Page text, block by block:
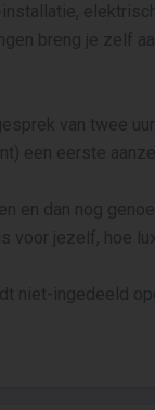
breng je zelf
van twee
een eerste
en dan nog
voor jezelf, hoe
niet-ingedeeld